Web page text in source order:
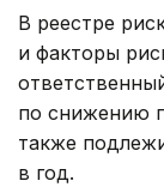
В реестре
и факторы
по снижению
также
в год.